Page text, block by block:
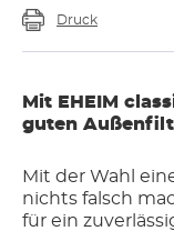
Druck
Mit EHEIM
guten
Mit der Wahl
nichts falsch
für ein